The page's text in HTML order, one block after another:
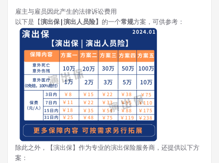
雇主与雇员因此产生的法律诉讼费用
以下是【演出保|演出人员险】 的一个常规方案，可供参考：
除此之外，【演出保】作为专业的演出保险服务商，还提供以下方
案：